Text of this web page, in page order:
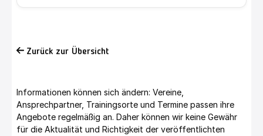
Zurück zur Übersicht
Informationen können sich ändern: Vereine,
Ansprechpartner, Trainingsorte und Termine passen ihre
Angebote regelmäßig an. Daher können wir keine Gewähr
für die Aktualität und Richtigkeit der veröffentlichten